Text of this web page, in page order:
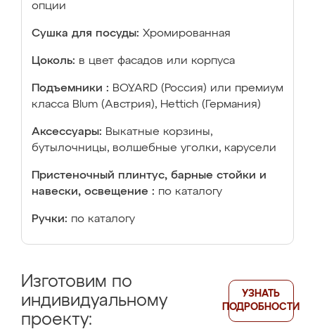
опции
Сушка для посуды: Хромированная
Цоколь: в цвет фасадов или корпуса
Подъемники : BOYARD (Россия) или премиум
класса Blum (Австрия), Hettich (Германия)
Аксессуары: Выкатные корзины,
бутылочницы, волшебные уголки, карусели
Пристеночный плинтус, барные стойки и
навески, освещение : по каталогу
Ручки: по каталогу
Изготовим по
индивидуальному
проекту:
УЗНАТЬ
ПОДРОБНОСТИ